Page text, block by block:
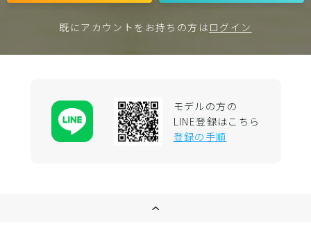
既にアカウントをお持ちの方はログイン
モデルの方の
LINE登録はこちら
登録の手順